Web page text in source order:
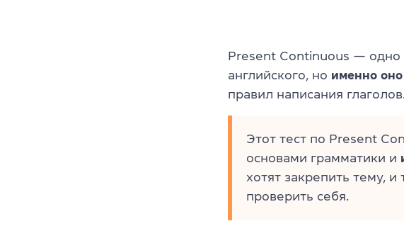
Present Continuous — одно
английского, но именно оно
правил написания
Этот тест по Present
основами грамматики и
хотят закрепить тему,
проверить себя.